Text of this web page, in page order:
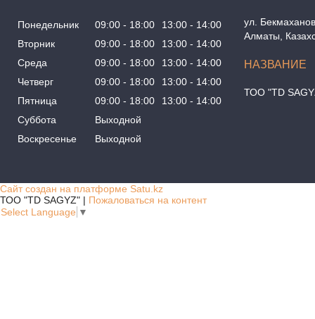
Понедельник 09:00 18:00 13:00
14:00
Вторник
09:00 18:00 13:00
14:00
Среда
09:00 18:00 13:00
14:00
Четверг
09:00 18:00 13:00
14:00
Пятница
09:00 18:00 13:00
14:00
Суббота
Выходной
Воскресенье
Выходной
ул.
Алматы,
ТОО "TD
Сайт создан на платформе Satu.kz
ТОО "TD SAGYZ" | Пожаловаться на контент
Select Language ▼